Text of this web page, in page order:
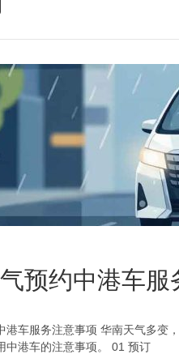
预约中港车服
港车服务注意事项 华南天气多变
中港车的注意事项。 01 预订